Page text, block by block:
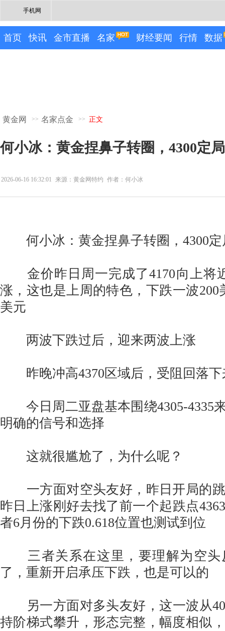
手机网
首页 快讯 金市直播 名家 财经要闻 行情 数据
黄金网 >> 名家点金 >> 正文
何小冰：黄金捏鼻子转圈，4300定
2026-06-16 16:32:01 来源：黄金网特约 作者：何小冰
何小冰：黄金捏鼻子转圈，4300定
金价昨日周一完成了4170向上将
涨，这也是上周的特色，下跌一波200
美元
两波下跌过后，迎来两波上涨
昨晚冲高4370区域后，受阻回落下
今日周二亚盘基本围绕4305-4335
明确的信号和选择
这就很尴尬了，为什么呢？
一方面对空头友好，昨日开局的跳
昨日上涨刚好去找了前一个起跌点
者6月份的下跌0.618位置也测试到位
三者关系在这里，要理解为空头
了，重新开启承压下跌，也是可以的
另一方面对多头友好，这一波从
持阶梯式攀升，形态完整，幅度相似